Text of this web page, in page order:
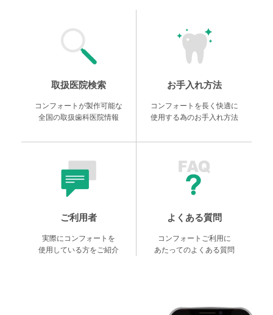
取扱医院検索
コンフォートが製作可能な
全国の取扱歯科医院情報
お手入れ方法
コンフォートを長く快適に
使用する為のお手入れ方法
ご利用者
実際にコンフォートを
使用している方をご紹介
よくある質問
コンフォートご利用に
あたってのよくある質問